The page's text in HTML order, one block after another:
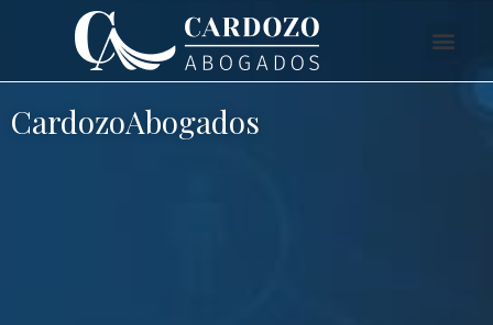
CardozoAbogados